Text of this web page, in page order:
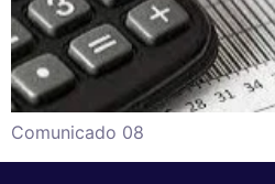
Comunicado 08